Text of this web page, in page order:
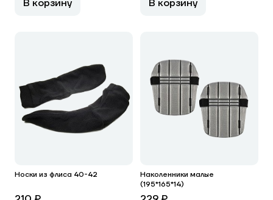
В корзину В корзину
Носки из флиса 40-42
Наколенники малые
(195*165*14)